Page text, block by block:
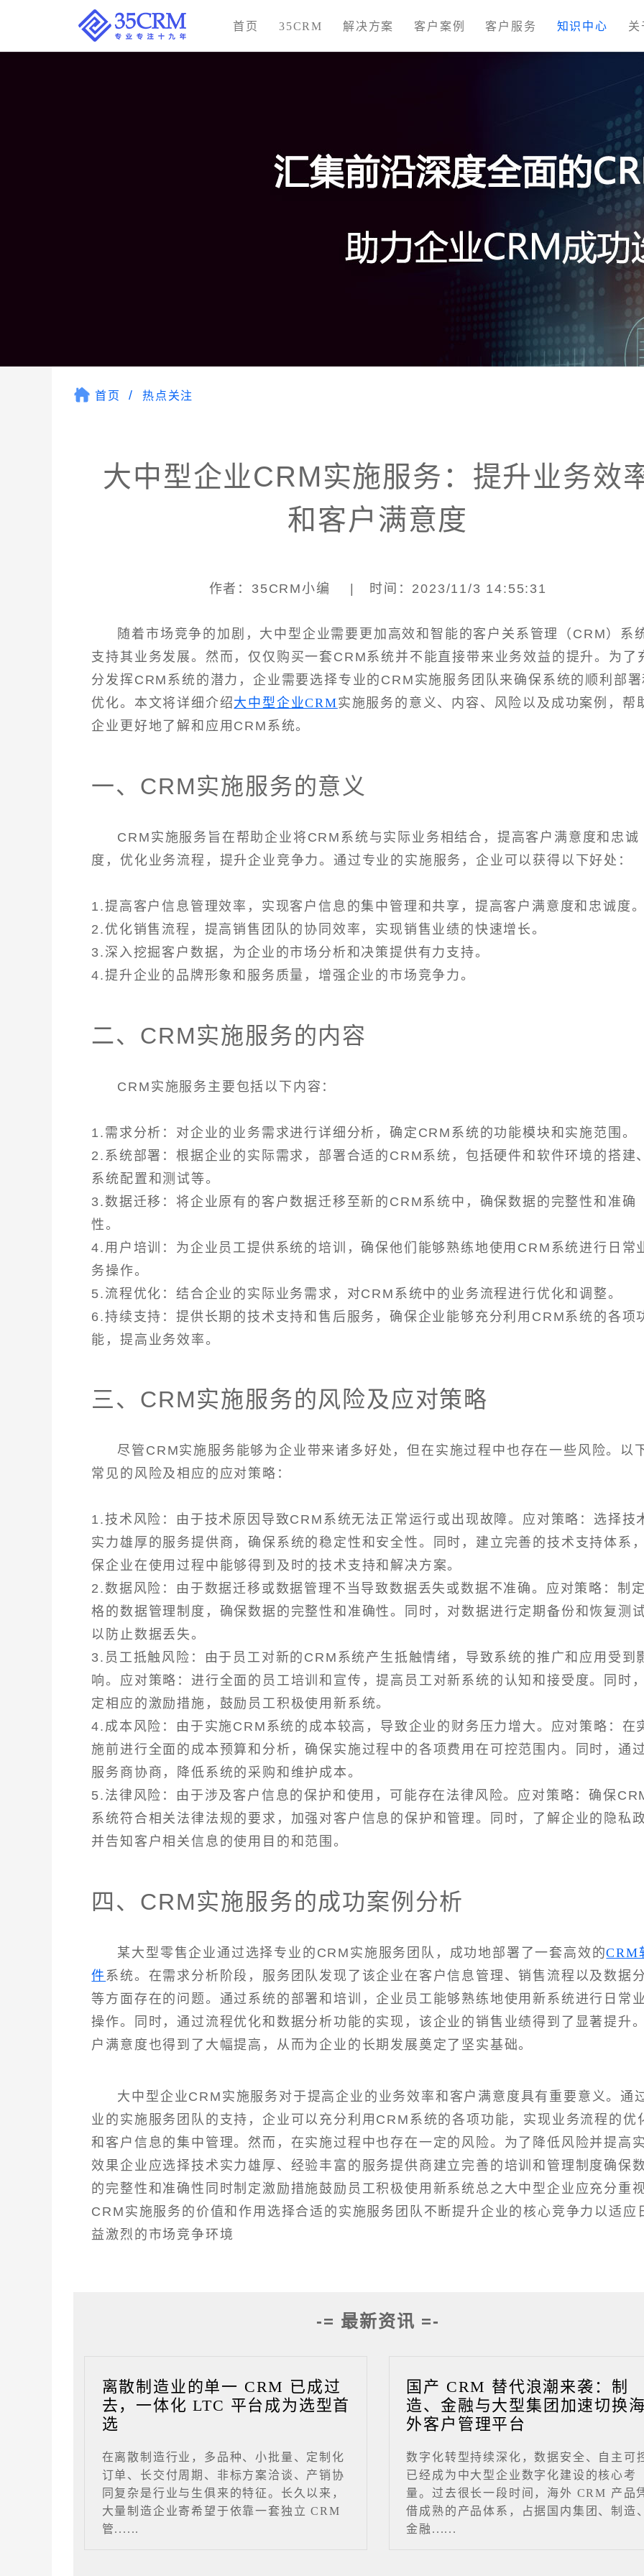
首页 35CRM 解决方案 客户案例 客户服务 知识中心 关
首页 热点关注
大中型企业CRM实施服务：提升业务效
和客户满意度
作者：35CRM小编 | 时间：2023/11/3 14:55:31
随着市场竞争的加剧，大中型企业需要更加高效和智能的客户关系管理（CRM）系
支持其业务发展。然而，仅仅购买一套CRM系统并不能直接带来业务效益的提升。为了
分发挥CRM系统的潜力，企业需要选择专业的CRM实施服务团队来确保系统的顺利部
优化。本文将详细介绍大中型企业CRM实施服务的意义、内容、风险以及成功案例，帮
企业更好地了解和应用CRM系统。
一、CRM实施服务的意义
CRM实施服务旨在帮助企业将CRM系统与实际业务相结合，提高客户满意度和忠诚
度，优化业务流程，提升企业竞争力。通过专业的实施服务，企业可以获得以下好处：
1.提高客户信息管理效率，实现客户信息的集中管理和共享，提高客户满意度和忠诚度
2.优化销售流程，提高销售团队的协同效率，实现销售业绩的快速增长。
3.深入挖掘客户数据，为企业的市场分析和决策提供有力支持。
4.提升企业的品牌形象和服务质量，增强企业的市场竞争力。
二、CRM实施服务的内容
CRM实施服务主要包括以下内容：
1.需求分析：对企业的业务需求进行详细分析，确定CRM系统的功能模块和实施范围。
2.系统部署：根据企业的实际需求，部署合适的CRM系统，包括硬件和软件环境的搭建
系统配置和测试等。
3.数据迁移：将企业原有的客户数据迁移至新的CRM系统中，确保数据的完整性和准确
性。
4.用户培训：为企业员工提供系统的培训，确保他们能够熟练地使用CRM系统进行日常
务操作。
5.流程优化：结合企业的实际业务需求，对CRM系统中的业务流程进行优化和调整。
6.持续支持：提供长期的技术支持和售后服务，确保企业能够充分利用CRM系统的各项
能，提高业务效率。
三、CRM实施服务的风险及应对策略
尽管CRM实施服务能够为企业带来诸多好处，但在实施过程中也存在一些风险。以
常见的风险及相应的应对策略：
1.技术风险：由于技术原因导致CRM系统无法正常运行或出现故障。应对策略：选择技
实力雄厚的服务提供商，确保系统的稳定性和安全性。同时，建立完善的技术支持体系
保企业在使用过程中能够得到及时的技术支持和解决方案。
2.数据风险：由于数据迁移或数据管理不当导致数据丢失或数据不准确。应对策略：制
格的数据管理制度，确保数据的完整性和准确性。同时，对数据进行定期备份和恢复测
以防止数据丢失。
3.员工抵触风险：由于员工对新的CRM系统产生抵触情绪，导致系统的推广和应用受到
响。应对策略：进行全面的员工培训和宣传，提高员工对新系统的认知和接受度。同时
定相应的激励措施，鼓励员工积极使用新系统。
4.成本风险：由于实施CRM系统的成本较高，导致企业的财务压力增大。应对策略：在
施前进行全面的成本预算和分析，确保实施过程中的各项费用在可控范围内。同时，通
服务商协商，降低系统的采购和维护成本。
5.法律风险：由于涉及客户信息的保护和使用，可能存在法律风险。应对策略：确保
系统符合相关法律法规的要求，加强对客户信息的保护和管理。同时，了解企业的隐私
并告知客户相关信息的使用目的和范围。
四、CRM实施服务的成功案例分析
某大型零售企业通过选择专业的CRM实施服务团队，成功地部署了一套高效的CRM
件系统。在需求分析阶段，服务团队发现了该企业在客户信息管理、销售流程以及数据
等方面存在的问题。通过系统的部署和培训，企业员工能够熟练地使用新系统进行日常
操作。同时，通过流程优化和数据分析功能的实现，该企业的销售业绩得到了显著提升
户满意度也得到了大幅提高，从而为企业的长期发展奠定了坚实基础。
大中型企业CRM实施服务对于提高企业的业务效率和客户满意度具有重要意义。通
业的实施服务团队的支持，企业可以充分利用CRM系统的各项功能，实现业务流程的优
和客户信息的集中管理。然而，在实施过程中也存在一定的风险。为了降低风险并提高
效果企业应选择技术实力雄厚、经验丰富的服务提供商建立完善的培训和管理制度确保
的完整性和准确性同时制定激励措施鼓励员工积极使用新系统总之大中型企业应充分重
CRM实施服务的价值和作用选择合适的实施服务团队不断提升企业的核心竞争力以适应
益激烈的市场竞争环境
-= 最新资讯 =-
离散制造业的单一 CRM 已成过
去，一体化 LTC 平台成为选型首
选
在离散制造行业，多品种、小批量、定制化
订单、长交付周期、非标方案洽谈、产销协
同复杂是行业与生俱来的特征。长久以来，
大量制造企业寄希望于依靠一套独立 CRM
管......
国产 CRM 替代浪潮来袭：制
造、金融与大型集团加速切换
外客户管理平台
数字化转型持续深化，数据安全、自主可
已经成为中大型企业数字化建设的核心考
量。过去很长一段时间，海外 CRM 产品
借成熟的产品体系，占据国内集团、制造
金融......